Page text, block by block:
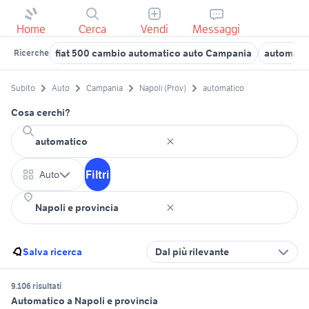
Home Cerca Vendi Messaggi
Ricerche fiat 500 cambio automatico auto Campania
Subito Auto Campania Napoli (Prov) automatico
Cosa cerchi?
Auto Filtri
Salva ricerca Dal più rilevante
9.106 risultati
Automatico a Napoli e provincia